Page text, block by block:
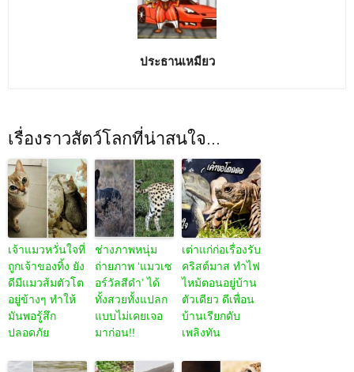
ประธานเหมียว
เรื่องราวสัตว์โลกที่น่าสนใจ...
เจ้าแมวหวั่นใจที่
ถูกเจ้าของทิ้ง ยัง
ดีมีแมวส้มตัวโต
อยู่ข้างๆ ทำให้
มันพอรู้สึก
ปลอดภัย
ช่างภาพหนุ่ม
ถ่ายภาพ ‘แมวเซ
อร์วัลสีดำ’ ได้
ทั้งสวยทั้งแปลก
แบบไม่เคยเจอ
มาก่อน!!
เต่าแก่ก่อเรื่องรับ
คริสต์มาส ทำไฟ
ไหม้ตอนอยู่บ้าน
ตัวเดียว ดีเพื่อน
บ้านเรียกดับ
เพลิงทัน